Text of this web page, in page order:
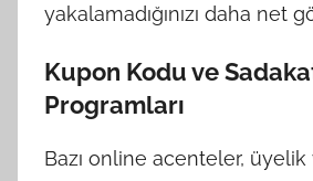
yakalamadığınızı daha net
Kupon Kodu ve
Programları
Bazı online acenteler,